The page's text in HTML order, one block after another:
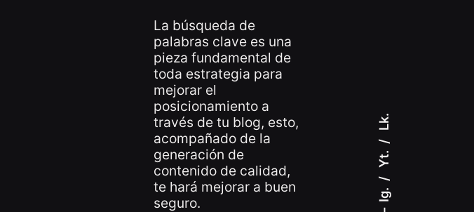
Ig.
Yt.
Lk.
La búsqueda de
palabras clave es una
pieza fundamental de
toda estrategia para
mejorar el
posicionamiento a
través de tu blog, esto,
acompañado de la
generación de
contenido de calidad,
te hará mejorar a buen
seguro.